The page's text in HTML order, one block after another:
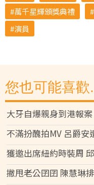
萬千星輝頒獎典禮
演員
您也可能喜歡
大牙自爆親身到港報
不滿扮醜拍MV 呂爵安
獲邀出席紐約時裝周
撇甩老公囝囝 陳慧琳